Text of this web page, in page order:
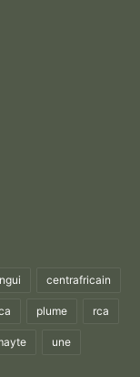
centrafricain
plume rca
une